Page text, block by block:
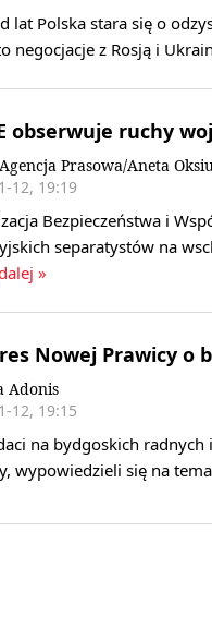
lat Polska stara się o
negocjacje z Rosją i
obserwuje ruchy
Prasowa/Aneta
12, 19:19
Bezpieczeństwa i
separatystów na
»
Nowej Prawicy o
Adonis
12, 19:15
na bydgoskich
wypowiedzieli się na